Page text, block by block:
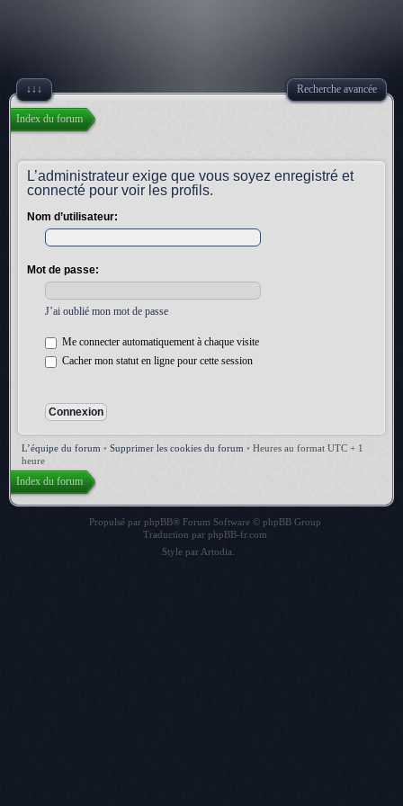
↓↓↓ Recherche avancée
Index du forum
L’administrateur exige que vous soyez enregistré et
connecté pour voir les profils.
Nom d’utilisateur:
Mot de passe:
J’ai oublié mon mot de passe
Me connecter automatiquement à chaque visite
Cacher mon statut en ligne pour cette session
L’équipe du forum • Supprimer les cookies du forum • Heures au format UTC + 1
heure
Index du forum
Propulsé par phpBB® Forum Software © phpBB Group
Traduction par phpBB-fr.com
Style par Artodia